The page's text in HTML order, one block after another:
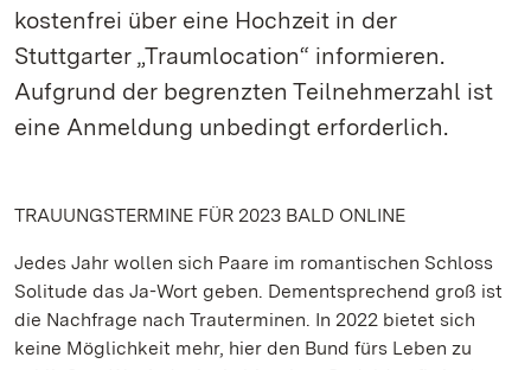
kostenfrei über eine Hochzeit in der
Stuttgarter „Traumlocation“ informieren.
Aufgrund der begrenzten Teilnehmerzahl ist
eine Anmeldung unbedingt erforderlich.
TRAUUNGSTERMINE FÜR 2023 BALD ONLINE
Jedes Jahr wollen sich Paare im romantischen Schloss
Solitude das Ja-Wort geben. Dementsprechend groß ist
die Nachfrage nach Trauterminen. In 2022 bietet sich
keine Möglichkeit mehr, hier den Bund fürs Leben zu